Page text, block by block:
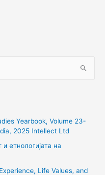
Yearbook, Volume 23-
2025 Intellect Ltd
етнологијата на
Life Values, and